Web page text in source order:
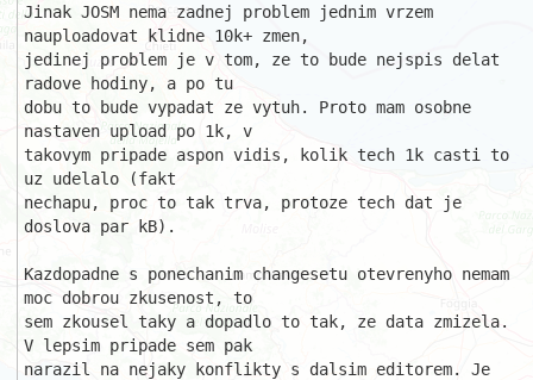
Jinak JOSM nema zadnej problem jednim vrzem
nauploadovat klidne 10k+ zmen,
jedinej problem je v tom, ze to bude nejspis delat
radove hodiny, a po tu
dobu to bude vypadat ze vytuh. Proto mam osobne
nastaven upload po 1k, v
takovym pripade aspon vidis, kolik tech 1k casti to
uz udelalo (fakt
nechapu, proc to tak trva, protoze tech dat je
doslova par kB).
Kazdopadne s ponechanim changesetu otevrenyho nemam
moc dobrou zkusenost, to
sem zkousel taky a dopadlo to tak, ze data zmizela.
V lepsim pripade sem pak
narazil na nejaky konflikty s dalsim editorem. Je